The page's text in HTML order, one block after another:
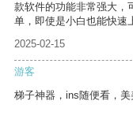
款软件的功能非常强大，
单，即使是小白也能快速
2025-02-15
游客
梯子神器，ins随便看，美